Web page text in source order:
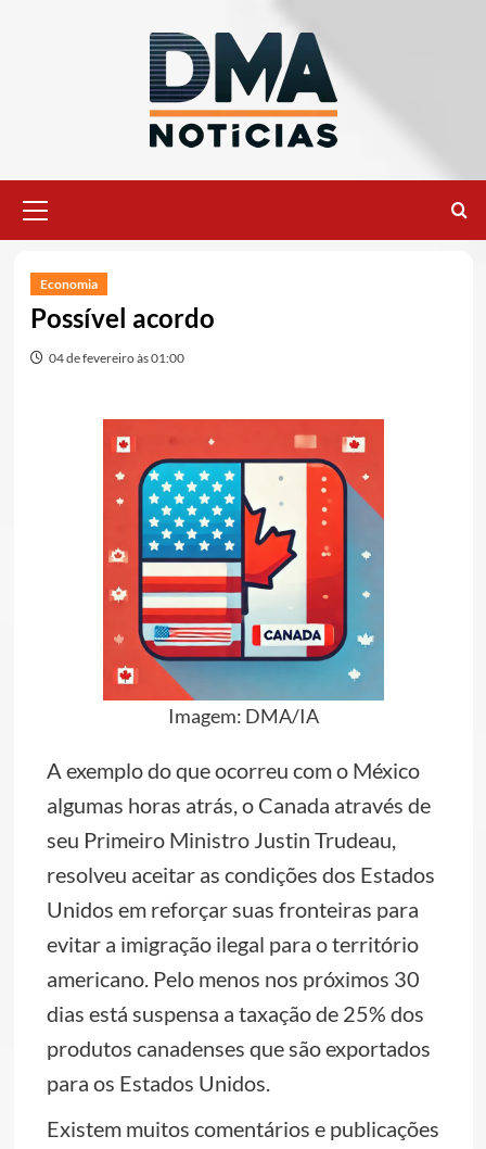
principal
Economia
Possível acordo
04 de fevereiro às 01:00
Imagem: DMA/IA
A exemplo do que ocorreu com o México
algumas horas atrás, o Canada através de
seu Primeiro Ministro Justin Trudeau,
resolveu aceitar as condições dos Estados
Unidos em reforçar suas fronteiras para
evitar a imigração ilegal para o território
americano. Pelo menos nos próximos 30
dias está suspensa a taxação de 25% dos
produtos canadenses que são exportados
para os Estados Unidos.
Existem muitos comentários e publicações